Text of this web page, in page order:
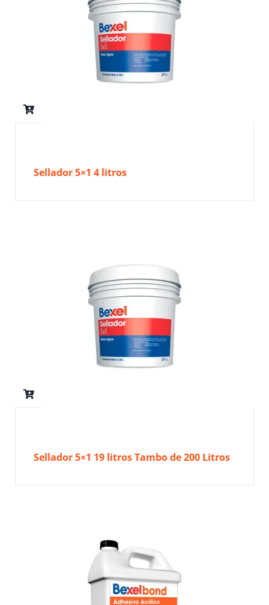
Sellador 5×1 4 litros
Sellador 5×1 19 litros Tambo de 200 Litros